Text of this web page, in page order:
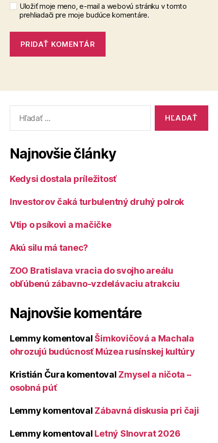
Uložiť moje meno, e-mail a webovú stránku v tomto
prehliadači pre moje budúce komentáre.
Najnovšie články
Kedysi dostala príležitosť
Investorov čaká turbulentný druhý polrok
Vtip o psíkovi a mačičke
Akú silu má tanec?
ZOO Bratislava vracia do svojho areálu
obľúbenú zábavno-vzdelávaciu atrakciu
Najnovšie komentáre
Lemmy komentoval Šimkovičová a Machala
ohrozujú budúcnosť Múzea rusínskej kultúry
Kristián Čura komentoval Zmysel a ničota –
osobná púť
Lemmy komentoval Zábavná diskusia pri čaji
Lemmy komentoval Letný Slnovrat 2026